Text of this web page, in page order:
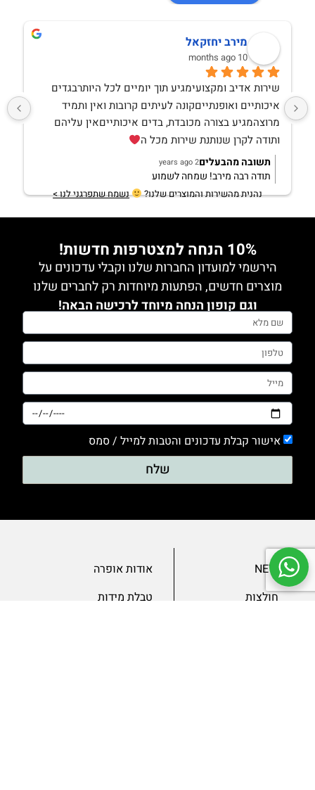
מירב יחזקאל
10 months ago
ותודה לקרן שנותנת שירות מכל ה
תשובה מהבעלים2 years ago
תודה רבה מירב! שמחה לשמוע
נהנית מהשירות והמוצרים שלנו? נשמח שתפרגני לנו >
10% הנחה למצטרפות חדשות!
הירשמי למועדון החברות שלנו וקבלי עדכונים על
מוצרים חדשים, הפתעות מיוחדות רק לחברים שלנו
וגם קופון הנחה מיוחד לרכישה הבאה!
אישור קבלת עדכונים והטבות למייל / סמס
שלח
NEW
חולצות
אודות אופרה
טבלת מידות